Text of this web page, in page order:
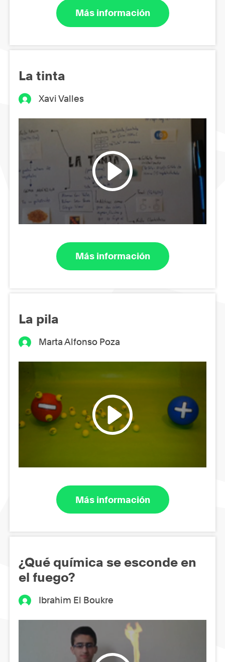
Más información
La tinta
Xavi Valles
Más información
La pila
Marta Alfonso Poza
Más información
¿Qué química se esconde en
el fuego?
Ibrahim El Boukre